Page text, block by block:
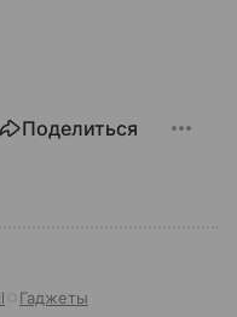
Поделиться
Гаджеты